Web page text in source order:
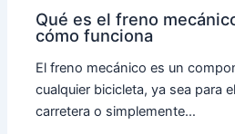
Qué es el freno
cómo funciona
El freno mecánico es un
cualquier bicicleta, ya sea para
carretera o simplemente…